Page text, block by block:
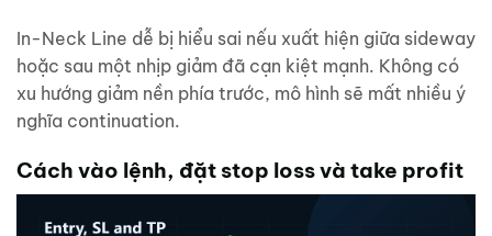
In-Neck Line dễ bị hiểu sai nếu xuất hiện giữa sideway
hoặc sau một nhịp giảm đã cạn kiệt mạnh. Không có
xu hướng giảm nền phía trước, mô hình sẽ mất nhiều ý
nghĩa continuation.
Cách vào lệnh, đặt stop loss và take profit